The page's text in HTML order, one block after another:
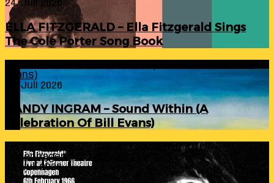
24. Juli 2026
ELLA FITZGERALD – Ella Fitzgerald Sings
The Cole Porter Song Book
Evans)
24. Juli 2026
RANDY INGRAM – Sound Within (A
Celebration Of Bill Evans)
ELLA FITZGERALD – Live At Falkoner Centre
Copenhagen 6th February 1966
23. Juli 2026